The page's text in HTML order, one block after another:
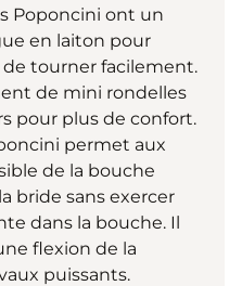
Poponcini ont un
en laiton pour
tourner facilement.
de mini rondelles
pour plus de confort.
permet aux
de la bouche
bride sans exercer
dans la bouche. Il
flexion de la
puissants.